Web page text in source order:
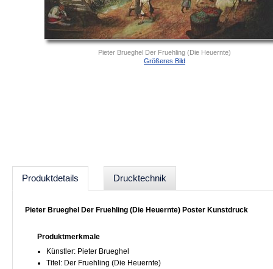
Pieter Brueghel Der Fruehling (Die Heuernte)
Größeres Bild
Produktdetails Drucktechnik
Pieter Brueghel Der Fruehling (Die Heuernte) Poster Kunstdruck
Produktmerkmale
Künstler: Pieter Brueghel
Titel: Der Fruehling (Die Heuernte)